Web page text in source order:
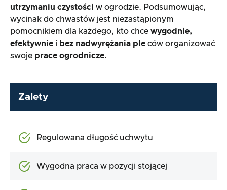
utrzymaniu czystości w ogrodzie. Podsumowując,
wycinak do chwastów jest niezastąpionym
pomocnikiem dla każdego, kto chce wygodnie,
efektywnie i bez nadwyrężania ple ców organizować
swoje prace ogrodnicze.
Zalety
Regulowana długość uchwytu
Wygodna praca w pozycji stojącej